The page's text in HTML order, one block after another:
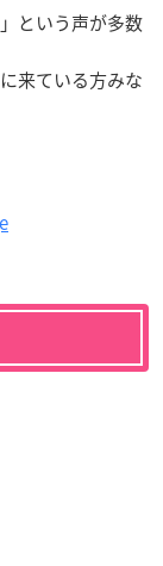
という声が多数
来ている方みな